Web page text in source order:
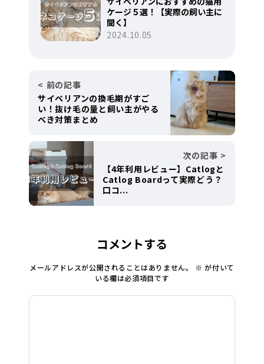
ケージ５選！【実際の飼い主に
聞く】
2024.10.05
前の記事
サイベリアンの換毛期がすご
い！抜け毛の量と飼い主がやる
べき対策まとめ
次の記事
【4年利用レビュー】Catlogと
Catlog Boardって実際どう？
口コ...
コメントする
メールアドレスが公開されることはありません。 ※ が付いて
いる欄は必須項目です